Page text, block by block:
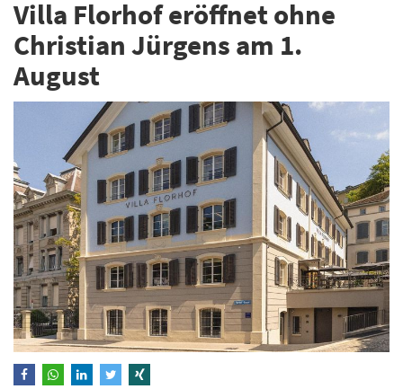
Villa Florhof eröffnet ohne
Christian Jürgens am 1.
August